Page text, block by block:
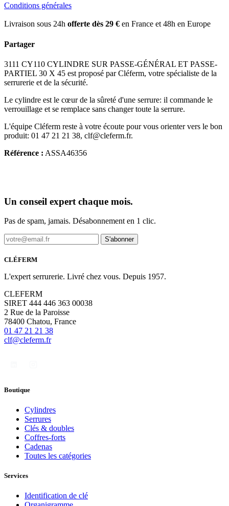
Conditions générales
Livraison sous 24h offerte dès 29 € en France et 48h en Europe
Partager
3111 CY110 CYLINDRE SUR PASSE-GÉNÉRAL ET PASSE-
PARTIEL 30 X 45 est proposé par Cléferm, votre spécialiste de la
serrurerie et de la sécurité.
Le cylindre est le cœur de la sûreté d'une serrure: il commande le
verrouillage et se remplace sans changer toute la serrure.
L'équipe Cléferm reste à votre écoute pour vous orienter vers le bon
produit: 01 47 21 21 38, clf@cleferm.fr.
Référence : ASSA46356
Un conseil expert chaque mois.
Pas de spam, jamais. Désabonnement en 1 clic.
S'abonner
CLÉFERM
L'expert serrurerie. Livré chez vous. Depuis 1957.
CLEFERM
SIRET 444 446 363 00038
2 Rue de la Paroisse
78400 Chatou, France
01 47 21 21 38
clf@cleferm.fr
Boutique
Cylindres
Serrures
Clés & doubles
Coffres-forts
Cadenas
Toutes les catégories
Services
Identification de clé